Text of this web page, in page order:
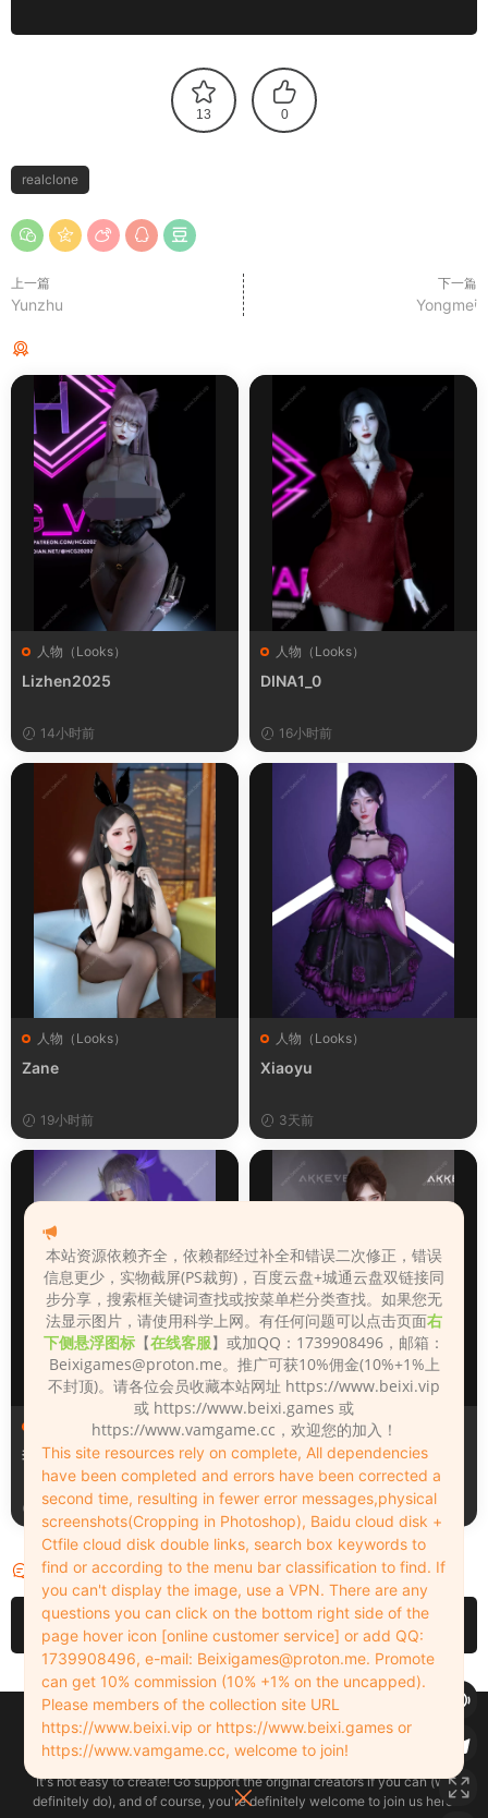
13 0
realclone
上一篇
Yunzhu
下一篇
Yongmei
人物（Looks）
Lizhen2025
14小时前
人物（Looks）
DINA1_0
16小时前
人物（Looks）
Zane
19小时前
人物（Looks）
Xiaoyu
3天前
人物（Looks）
李翎儿
3天前
人物（Looks）
130_Lina
3天前
评论 0
请先登录
Copyleft © 2022-2026 beixi.vip - All Rights Freedom！
创作不易！有能力的同学可以去支持一下原创作者（我们绝对支持），当然
了，您加入这里我们也绝对欢迎！
It's not easy to create! Go support the original creators if you can (we
definitely do), and of course, you're definitely welcome to join us here!
本站资源依赖齐全，依赖都经过补全和错误二次修正，错误
信息更少，实物截屏(PS裁剪)，百度云盘+城通云盘双链接同
步分享，搜索框关键词查找或按菜单栏分类查找。如果您无
法显示图片，请使用科学上网。有任何问题可以点击页面右
下侧悬浮图标 【在线客服】或加QQ：1739908496，邮箱：
Beixigames@proton.me。推广可获10%佣金(10%+1%上
不封顶)。请各位会员收藏本站网址 https://www.beixi.vip
或 https://www.beixi.games 或
https://www.vamgame.cc，欢迎您的加入！
This site resources rely on complete, All dependencies
have been completed and errors have been corrected a
second time, resulting in fewer error messages,physical
screenshots(Cropping in Photoshop), Baidu cloud disk +
Ctfile cloud disk double links, search box keywords to
find or according to the menu bar classification to find. If
you can't display the image, use a VPN. There are any
questions you can click on the bottom right side of the
page hover icon [online customer service] or add QQ:
1739908496, e-mail: Beixigames@proton.me. Promote
can get 10% commission (10% +1% on the uncapped).
Please members of the collection site URL
https://www.beixi.vip or https://www.beixi.games or
https://www.vamgame.cc, welcome to join!